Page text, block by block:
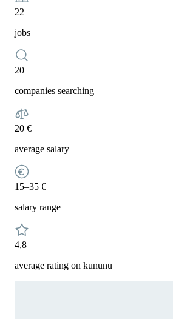
22
jobs
20
companies searching
20 €
average salary
15–35 €
salary range
4,8
average rating on kununu